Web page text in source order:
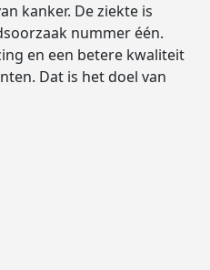
kanker. De ziekte is
nummer één.
en een betere kwaliteit
Dat is het doel van